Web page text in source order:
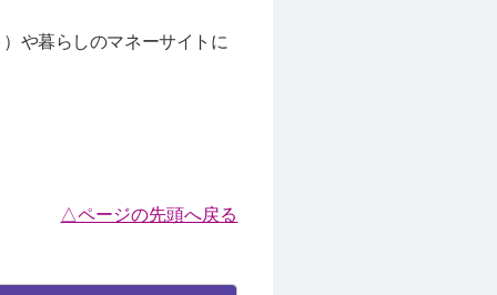
や暮らしのマネーサイトに
△ページの先頭へ戻る